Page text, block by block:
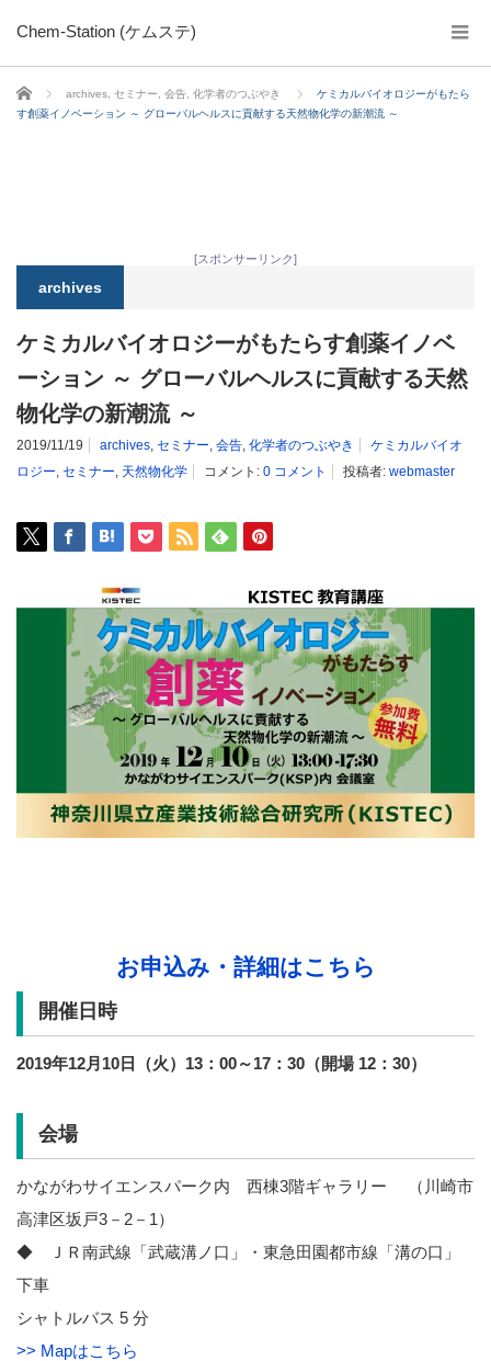
Chem-Station (ケムステ)
ホーム archives セミナー 会告 化学者のつぶやき
ケミカルバイオロジーがもたら
す創薬イノベーション ～ グローバルヘルスに貢献する天然物化学の新潮流 ～
[スポンサーリンク]
archives
ケミカルバイオロジーがもたらす創薬イノベ
ーション ～ グローバルヘルスに貢献する天然
物化学の新潮流 ～
2019/11/19 archives, セミナー, 会告, 化学者のつぶやき
ケミカルバイオ
ロジー, セミナー, 天然物化学 コメント: 0 コメント 投稿者: webmaster
お申込み・詳細はこちら
開催日時
2019年12月10日（火）13：00～17：30（開場 12：30）
会場
かながわサイエンスパーク内 西棟3階ギャラリー （川崎市
高津区坂戸3－2－1）
◆ ＪＲ南武線「武蔵溝ノ口」・東急田園都市線「溝の口」
下車
シャトルバス 5 分
>> Mapはこちら